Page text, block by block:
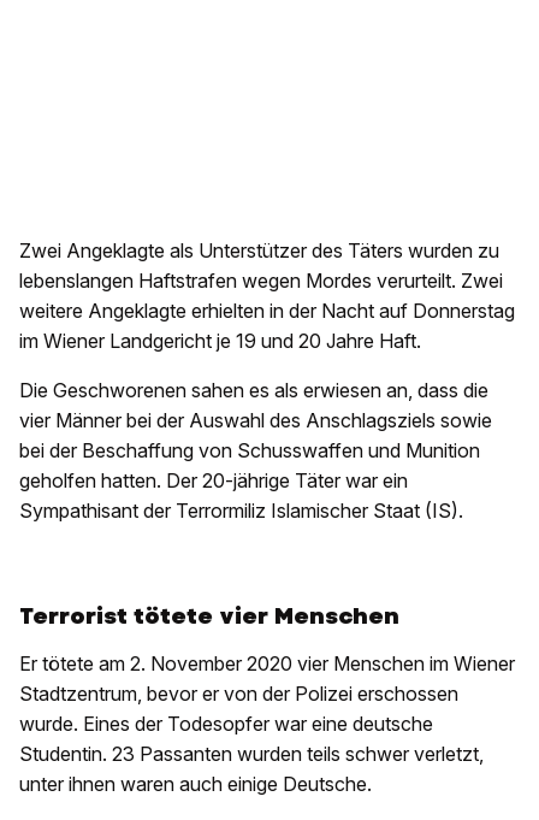
Zwei Angeklagte als Unterstützer des Täters wurden zu
lebenslangen Haftstrafen wegen Mordes verurteilt. Zwei
weitere Angeklagte erhielten in der Nacht auf Donnerstag
im Wiener Landgericht je 19 und 20 Jahre Haft.
Die Geschworenen sahen es als erwiesen an, dass die
vier Männer bei der Auswahl des Anschlagsziels sowie
bei der Beschaffung von Schusswaffen und Munition
geholfen hatten. Der 20-jährige Täter war ein
Sympathisant der Terrormiliz Islamischer Staat (IS).
Terrorist tötete vier Menschen
Er tötete am 2. November 2020 vier Menschen im Wiener
Stadtzentrum, bevor er von der Polizei erschossen
wurde. Eines der Todesopfer war eine deutsche
Studentin. 23 Passanten wurden teils schwer verletzt,
unter ihnen waren auch einige Deutsche.